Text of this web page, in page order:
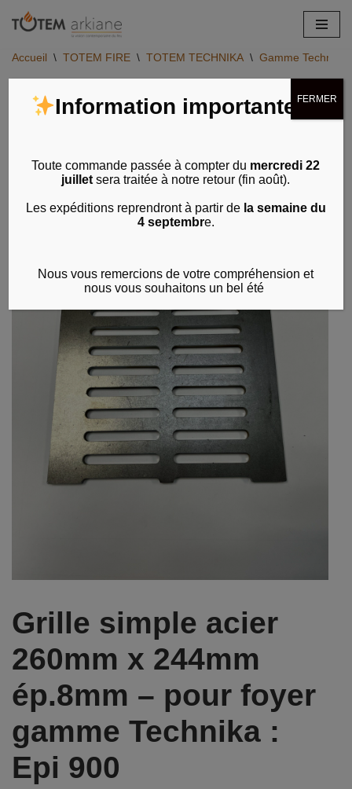
au
Accueil \ TOTEM FIRE \ TOTEM TECHNIKA \ Gamme Technika
Grille simple acier
260mm x 244mm
ép.8mm – pour foyer
gamme Technika :
Epi 900
Information importante
Toute commande passée à compter du mercredi 22
juillet sera traitée à notre retour (fin août).
Les expéditions reprendront à partir de la semaine du
4 septembre.
Nous vous remercions de votre compréhension et
nous vous souhaitons un bel été
FERMER